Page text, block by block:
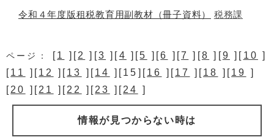
令和４年度版租税教育用副教材（冊子資料） 税務課
ページ： [1 ][2 ][3 ][4 ][5 ][6 ][7 ][8 ][9 ][ 10 ]
[11 ][12 ][13 ][14 ][15][16 ][17 ][18 ][19
]
[20 ][21 ][22 ][23 ][24 ]
情報が見つからない時は